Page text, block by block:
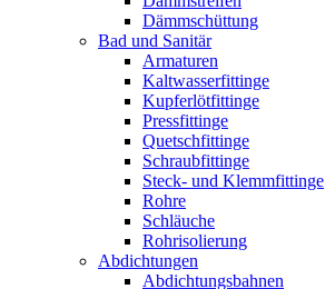
Dämmschüttung
Bad und Sanitär
Armaturen
Kaltwasserfittinge
Kupferlötfittinge
Pressfittinge
Quetschfittinge
Schraubfittinge
Steck- und Klemmfittinge
Rohre
Schläuche
Rohrisolierung
Abdichtungen
Abdichtungsbahnen